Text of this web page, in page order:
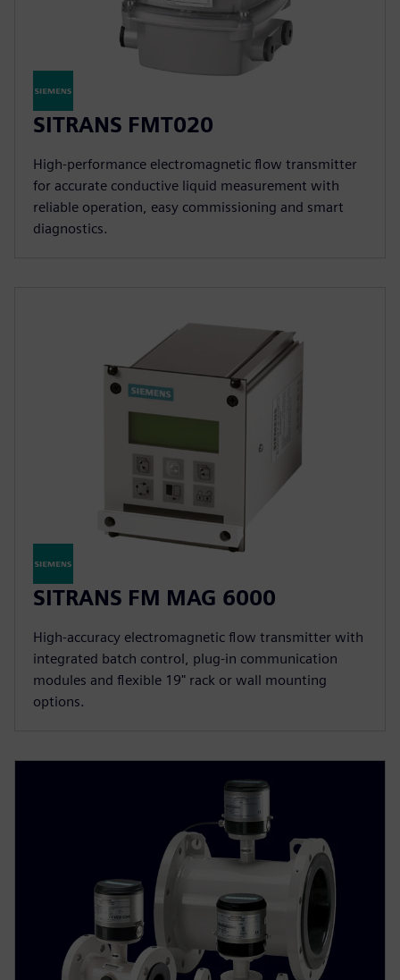
SITRANS FMT020
High-performance electromagnetic flow transmitter
for accurate conductive liquid measurement with
reliable operation, easy commissioning and smart
diagnostics.
SITRANS FM MAG 6000
High-accuracy electromagnetic flow transmitter with
integrated batch control, plug-in communication
modules and flexible 19" rack or wall mounting
options.